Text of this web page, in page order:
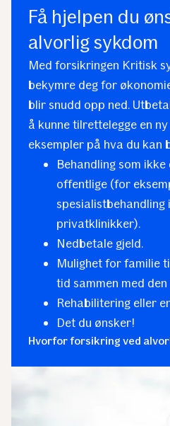
Få hjelpen du
alvorlig sykdom
Med forsikringen Kritisk
bekymre deg for
blir snudd opp ned.
å kunne tilrettelegge en
eksempler på hva du kan
Behandling som
offentlige (for
spesialistbehandling
privatklinikker).
Nedbetale gjeld.
Mulighet for familie
tid sammen med
Rehabilitering eller
Det du ønsker!
Hvorfor forsikring ved